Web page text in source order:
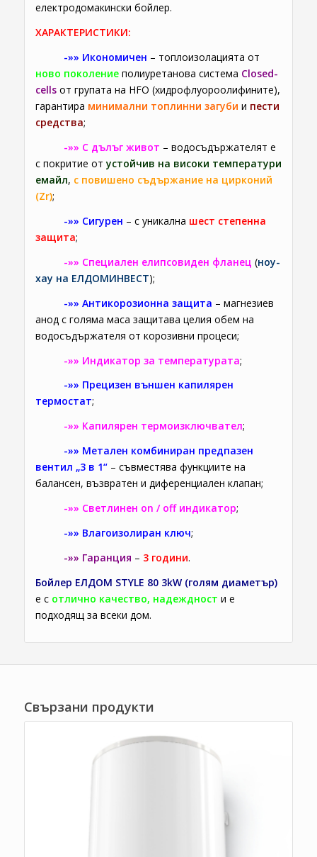
електродомакински бойлер.
ХАРАКТЕРИСТИКИ:
-»» Икономичен – топлоизолацията от
ново поколениеполиуретанова система Closed-
cellsот групата на HFO (хидрофлуороолифините),
гарантира минимални топлинни загуби и пести
средства;
-»» С дълъг живот – водосъдържателят е
с покритие отустойчив на високи температури
емайл, с повишено съдържание на цирконий
(Zr);
-»» Сигурен – с уникална шест степенна
защита;
-»» Специален елипсовиден фланец (ноу-
хау на ЕЛДОМИНВЕСТ);
-»» Антикорозионна защита – магнезиев
анод с голяма маса защитава целия обем на
водосъдържателя от корозивни процеси;
-»» Индикатор за температурата;
-»» Прецизен външен капилярен
термостат;
-»» Капилярен термоизключвател;
-»» Метален комбиниран предпазен
вентил „3 в 1“– съвместява функциите на
балансен, възвратен и диференциален клапан;
-»» Светлинен on / off индикатор;
-»» Влагоизолиран ключ;
-»» Гаранция – 3 години.
Бойлер ЕЛДОМ STYLE 80 3kW (голям диаметър)
е с отлично качество, надеждност и е
подходящ за всеки дом.
Свързани продукти